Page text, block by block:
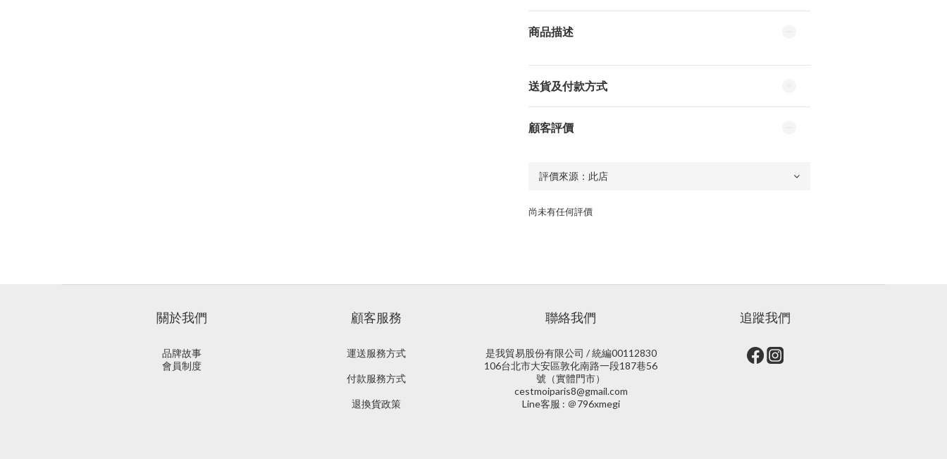
商品描述
送貨及付款方式
顧客評價
尚未有任何評價
關於我們
品牌故事
會員制度
顧客服務
運送服務方式
付款服務方式
退換貨政策
聯絡我們
是我貿易股份有限公司 / 統編00112830
106台北市大安區敦化南路一段187巷56
號（實體門市）
cestmoiparis8@gmail.com
Line客服 : ＠796xmegi
追蹤我們